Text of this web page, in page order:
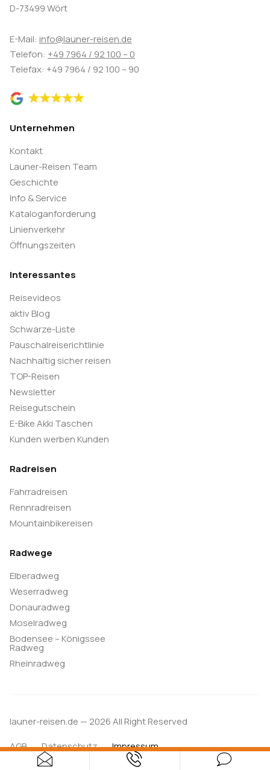
D-73499 Wört
E-Mail: info@launer-reisen.de
Telefon: +49 7964 / 92 100 – 0
Telefax: +49 7964 / 92 100 – 90
Unternehmen
Kontakt
Launer-Reisen Team
Geschichte
Info & Service
Kataloganforderung
Linienverkehr
Öffnungszeiten
Interessantes
Reisevideos
aktiv Blog
Schwarze-Liste
Pauschalreiserichtlinie
Nachhaltig sicher reisen
TOP-Reisen
Newsletter
Reisegutschein
E-Bike Akki Taschen
Kunden werben Kunden
Radreisen
Fahrradreisen
Rennradreisen
Mountainbikereisen
Radwege
Elberadweg
Weserradweg
Donauradweg
Moselradweg
Bodensee – Königssee
Radweg
Rheinradweg
launer-reisen.de — 2026 All Right Reserved
AGB
Datenschutz Impressum